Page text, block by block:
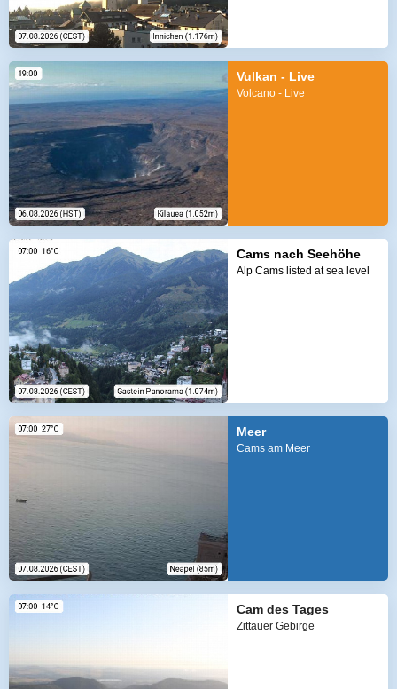
Vulkan - Live
Volcano - Live
Cams nach Seehöhe
Alp Cams listed at sea level
Meer
Cams am Meer
Cam des Tages
Zittauer Gebirge